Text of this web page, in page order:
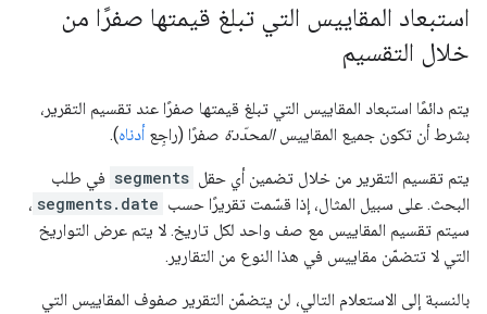
استبعاد المقاييس التي تبلغ قيمتها صفرًا من
خلال التقسيم
يتم دائمًا استبعاد المقاييس التي تبلغ قيمتها صفرًا عند تقسيم التقرير،
بشرط أن تكون جميع المقاييسالمحدّدة صفرًا (راجِعأدناه).
يتم تقسيم التقرير من خلال تضمين أي حقل segments في طلب
البحث. على سبيل المثال، إذا قسّمت تقريرًا حسب segments.date ،
سيتم تقسيم المقاييس مع صف واحد لكل تاريخ. لا يتم عرض التواريخ
التي لا تتضمّن مقاييس في هذا النوع من التقارير.
بالنسبة إلى الاستعلام التالي، لن يتضمّن التقرير صفوف المقاييس التي